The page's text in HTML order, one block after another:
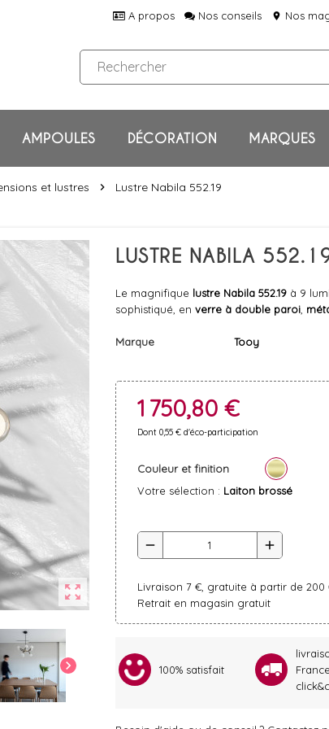
A propos Nos conseils location_on Nos
AMPOULES DÉCORATION MARQUES
et lustres chevron_right Lustre Nabila 552.19
zoom_out_map
chevron_right
LUSTRE NABILA
Le magnifique lustre Nabila 552.19à 9
sophistiqué, en verre à double paroi,
Marque Tooy
1 750,80 €
Dont 0,55 € d'éco-participation
Couleur et finition
Votre sélection : Laiton brossé
remove add
Livraison 7 €, gratuite à partir de 200
Retrait en magasin gratuit
100% satisfait